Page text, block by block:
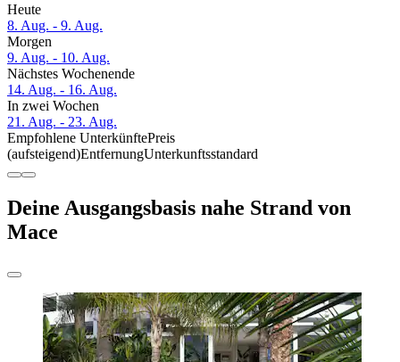
Heute
8. Aug. - 9. Aug.
Morgen
9. Aug. - 10. Aug.
Nächstes Wochenende
14. Aug. - 16. Aug.
In zwei Wochen
21. Aug. - 23. Aug.
Empfohlene UnterkünftePreis
(aufsteigend)EntfernungUnterkunftsstandard
Deine Ausgangsbasis nahe Strand von
Mace